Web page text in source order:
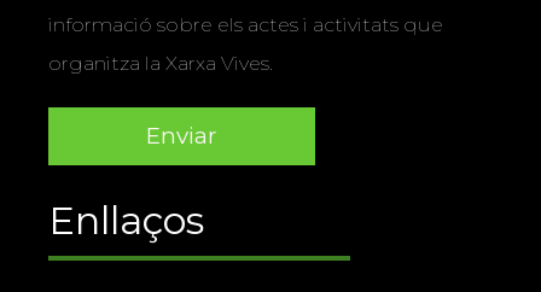
informació sobre els actes i activitats que
organitza la Xarxa Vives.
Enllaços